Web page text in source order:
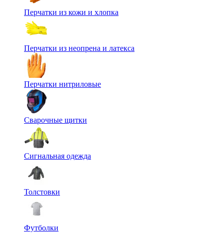
Перчатки из кожи и хлопка
Перчатки из неопрена и латекса
Перчатки нитриловые
Сварочные щитки
Сигнальная одежда
Толстовки
Футболки